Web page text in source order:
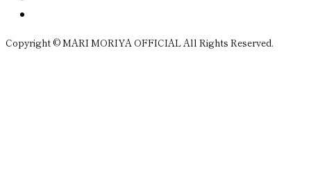
Copyright © MARI MORIYA OFFICIAL All Rights Reserved.